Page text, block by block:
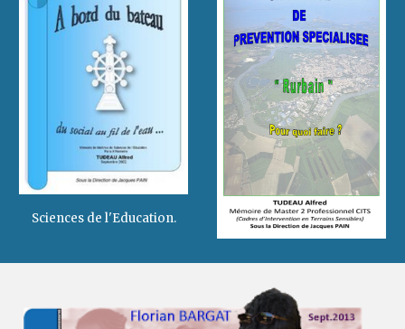
Sciences de l'Education.